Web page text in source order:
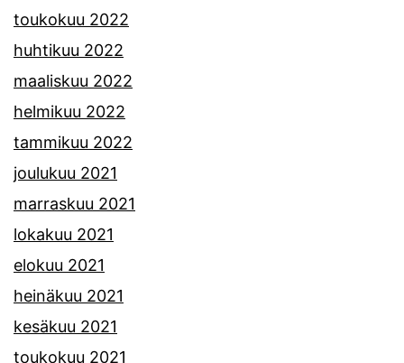
toukokuu 2022
huhtikuu 2022
maaliskuu 2022
helmikuu 2022
tammikuu 2022
joulukuu 2021
marraskuu 2021
lokakuu 2021
elokuu 2021
heinäkuu 2021
kesäkuu 2021
toukokuu 2021